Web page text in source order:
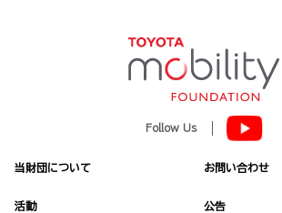
Follow Us
当財団について
活動
お問い合わせ
公告